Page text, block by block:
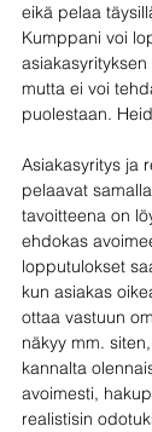
eikä pelaa
Kumppani voi
mutta ei voi
puolestaan.
Asiakasyritys ja
pelaavat
tavoitteena on
ehdokas
lopputulokset
kun asiakas
ottaa vastuun
näkyy mm.
kannalta
avoimesti,
realistisin